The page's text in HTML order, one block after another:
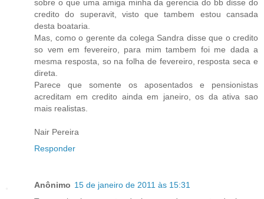
sobre o que uma amiga minha da gerencia do bb disse do
credito do superavit, visto que tambem estou cansada
desta boataria.
Mas, como o gerente da colega Sandra disse que o credito
so vem em fevereiro, para mim tambem foi me dada a
mesma resposta, so na folha de fevereiro, resposta seca e
direta.
Parece que somente os aposentados e pensionistas
acreditam em credito ainda em janeiro, os da ativa sao
mais realistas.
Nair Pereira
Responder
Anônimo 15 de janeiro de 2011 às 15:31